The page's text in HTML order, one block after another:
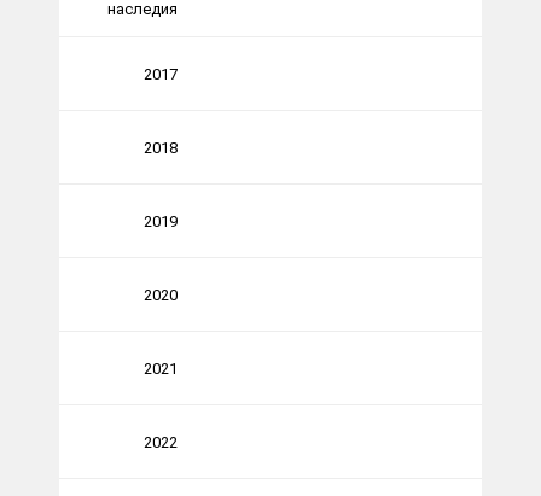
наследия
2017
2018
2019
2020
2021
2022